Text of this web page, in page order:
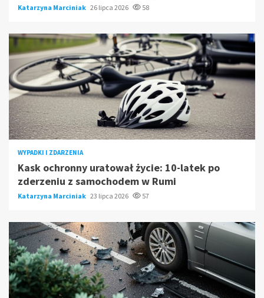
Katarzyna Marciniak 26 lipca 2026 58
WYPADKI I ZDARZENIA
Kask ochronny uratował życie: 10-latek po
zderzeniu z samochodem w Rumi
Katarzyna Marciniak 23 lipca 2026 57